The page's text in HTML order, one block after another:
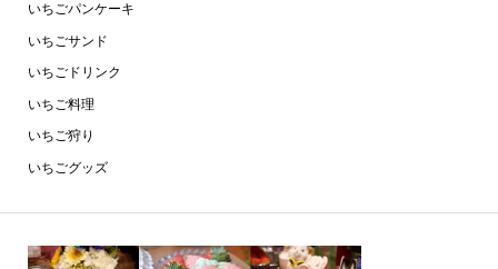
いちごパンケーキ
いちごサンド
いちごドリンク
いちご料理
いちご狩り
いちごグッズ